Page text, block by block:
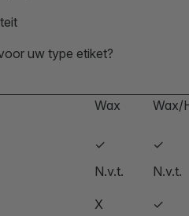
uw type etiket?
Wax Wax/
✓
✓
N.v.t. N.v.t.
X ✓